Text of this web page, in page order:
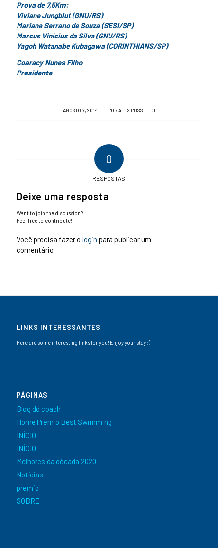
Prova de 7,5Km:
Viviane Jungblut (GNU/RS)
Mariana Serrano de Souza (SESI/SP)
Marcus Vinicius da Silva (GNU/RS)
Yagoh Watanabe Kubagawa (CORINTHIANS/SP)
Coaracy Nunes Filho
Presidente
AGOSTO 7, 2014
/ PORALEX PUSSIELDI
0
RESPOSTAS
Deixe uma resposta
Want to join the discussion?
Feel free to contribute!
Você precisa fazer o login para publicar um
comentário.
LINKS INTERESSANTES
Here are some interesting links for you! Enjoy your stay :)
PÁGINAS
Blog do coach
Home Prêmio Best Swimming
INÍCIO
INÍCIO
Melhores da década 2020
Notícias
premio
SOBRE